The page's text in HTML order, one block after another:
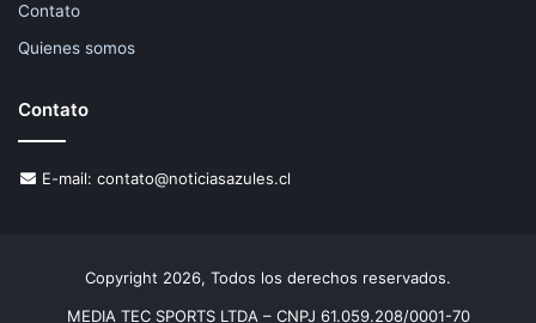
Contato
Quienes somos
Contato
E-mail: contato@noticiasazules.cl
Copyright 2026, Todos los derechos reservados.
MEDIA TEC SPORTS LTDA – CNPJ 61.059.208/0001-70